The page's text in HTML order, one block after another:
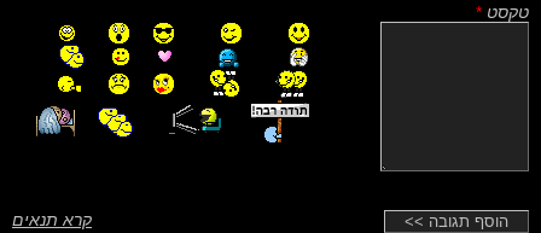
טקסט *
קרא תנאים